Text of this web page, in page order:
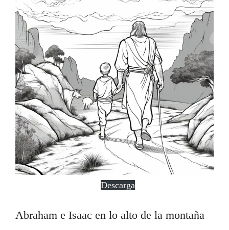
Descarga
Abraham e Isaac en lo alto de la montaña